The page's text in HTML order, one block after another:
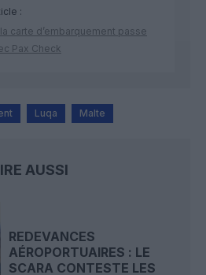
:
carte d’embarquement passe
Pax Check
Luqa Malte
AUSSI
REDEVANCES
AÉROPORTUAIRES : LE
SCARA CONTESTE LES